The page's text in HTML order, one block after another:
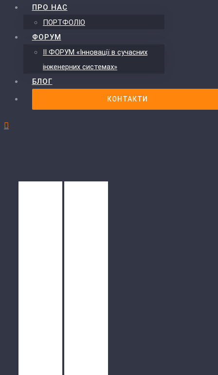
ПРО НАС
ПОРТФОЛІО
ФОРУМ
ІІ ФОРУМ «Інновації в сучасних
інженерних системах»
БЛОГ
КОНТАКТИ